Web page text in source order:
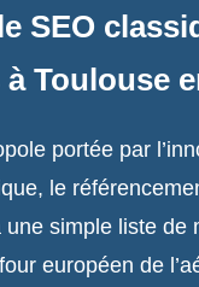
SEO
Toulouse
portée par
le
une simple liste de
européen de